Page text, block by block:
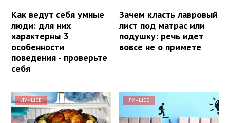
Как ведут себя умные
люди: для них
характерны 3
особенности
поведения - проверьте
себя
Зачем класть лавровый
лист под матрас или
подушку: речь идет
вовсе не о примете
ЛУЧШЕЕ ЛУЧШЕЕ